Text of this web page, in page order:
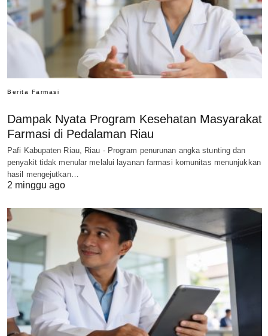
Berita Farmasi
Dampak Nyata Program Kesehatan Masyarakat
Farmasi di Pedalaman Riau
Pafi Kabupaten Riau, Riau - Program penurunan angka stunting dan
penyakit tidak menular melalui layanan farmasi komunitas menunjukkan
hasil mengejutkan…
2 minggu ago